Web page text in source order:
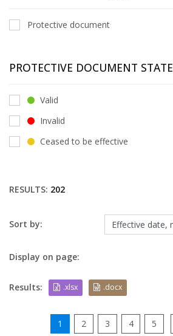
Protective document
PROTECTIVE DOCUMENT STATE
Valid
Invalid
Ceased to be effective
RESULTS: 202
Sort by:
Display on page:
Results: .xlsx .docx
1 2 3 4 5